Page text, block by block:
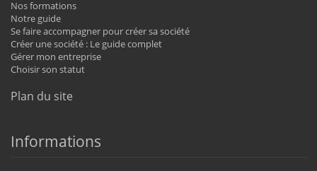
Nos formations
Notre guide
Se faire accompagner pour créer sa société
Créer une société : Le guide complet
Gérer mon entreprise
Choisir son statut
Plan du site
Informations